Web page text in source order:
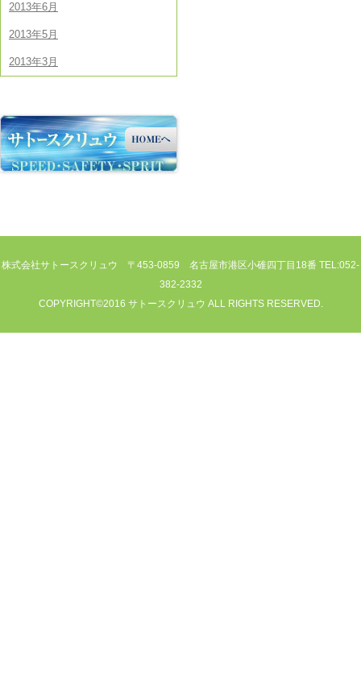
2013年6月
2013年5月
2013年3月
株式会社サトースクリュウ 〒453-0859 名古屋市港区小碓四丁目18番 TEL:052-
382-2332
COPYRIGHT©2016 サトースクリュウ ALL RIGHTS RESERVED.